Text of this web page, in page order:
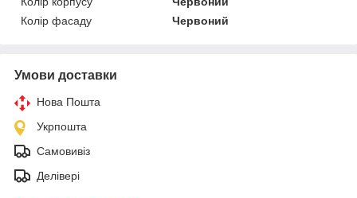
Колір фасаду
Червоний
Умови доставки
Нова Пошта
Укрпошта
Самовивіз
Делівері